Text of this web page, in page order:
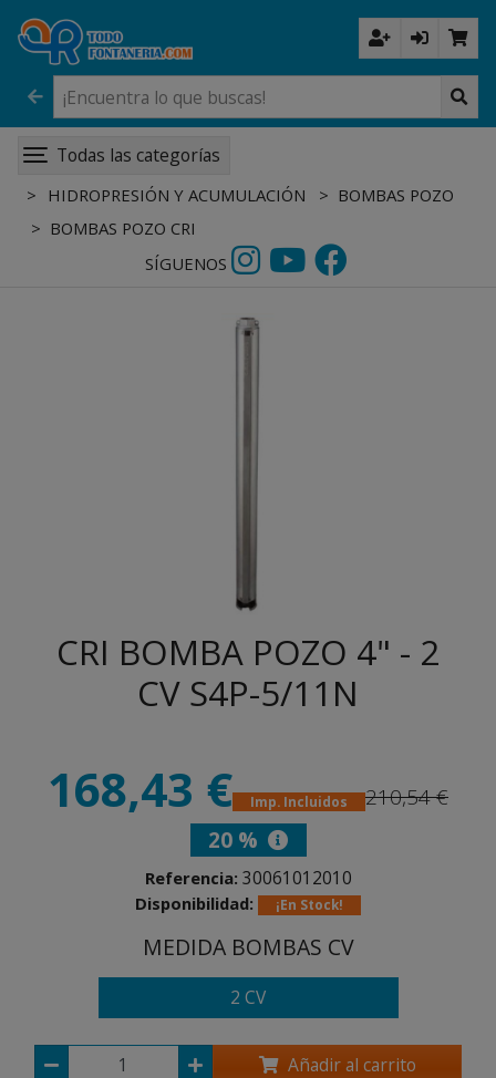
Todas las categorías
HIDROPRESIÓN Y ACUMULACIÓN
BOMBAS POZO
BOMBAS POZO CRI
SÍGUENOS
CRI BOMBA POZO 4" - 2
CV S4P-5/11N
168,43 € Imp. Incluidos
210,54 €
20 %
Referencia: 30061012010
Disponibilidad: ¡En Stock!
MEDIDA BOMBAS CV
2 CV
Añadir al carrito